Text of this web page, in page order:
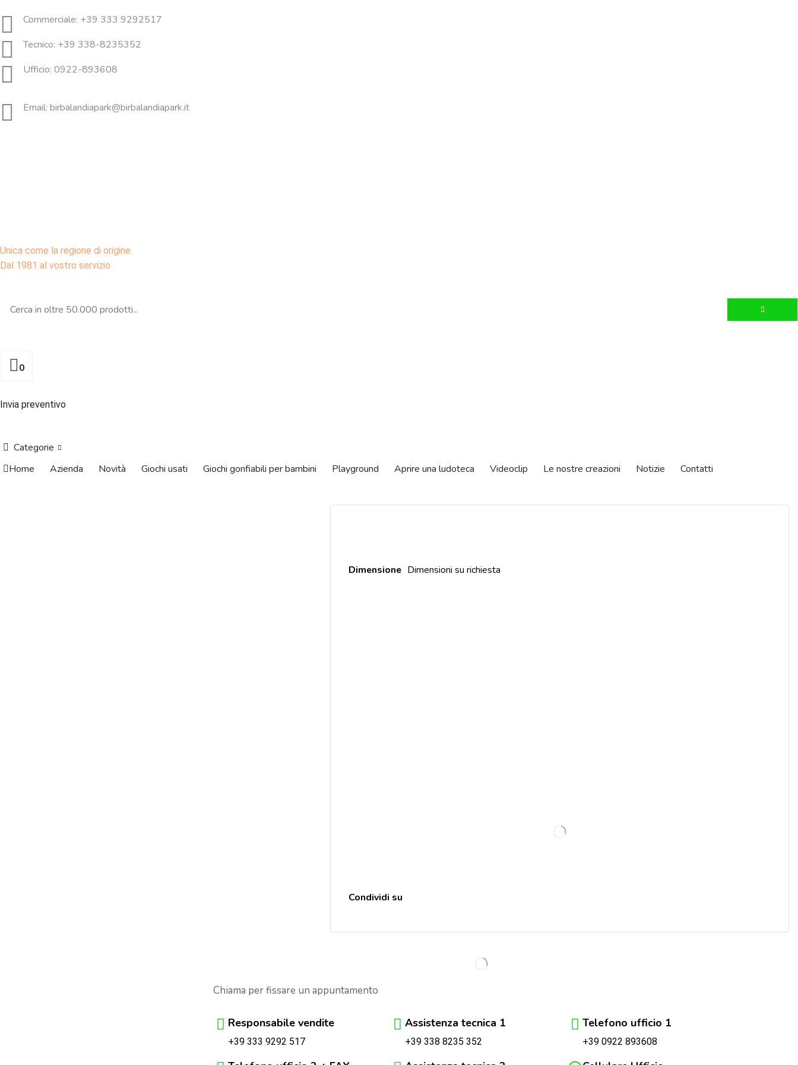
Commerciale: +39 333 9292517
Tecnico: +39 338-8235352
Ufficio: 0922-893608
Email: birbalandiapark@birbalandiapark.it
Unica come la regione di origine.
Dal 1981 al vostro servizio
0
Invia preventivo
Categorie
Home
Azienda Novità Giochi usati Giochi gonfiabili per bambini Playground Aprire una ludoteca Videoclip Le nostre creazioni Notizie Contatti
Dimensione Dimensioni su richiesta
Condividi su
Chiama per fissare un appuntamento
Responsabile vendite
+39 333 9292 517
Assistenza tecnica 1
+39 338 8235 352
Telefono ufficio 1
+39 0922 893608